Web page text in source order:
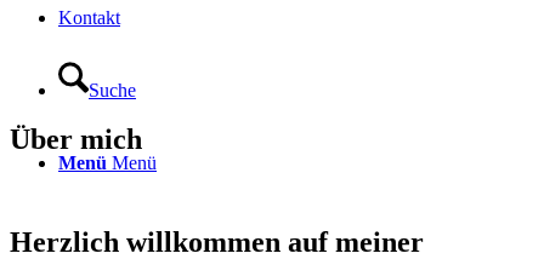
Kontakt
Suche
Menü Menü
Über mich
Herzlich willkommen auf meiner